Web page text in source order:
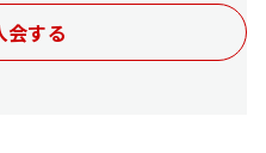
会する